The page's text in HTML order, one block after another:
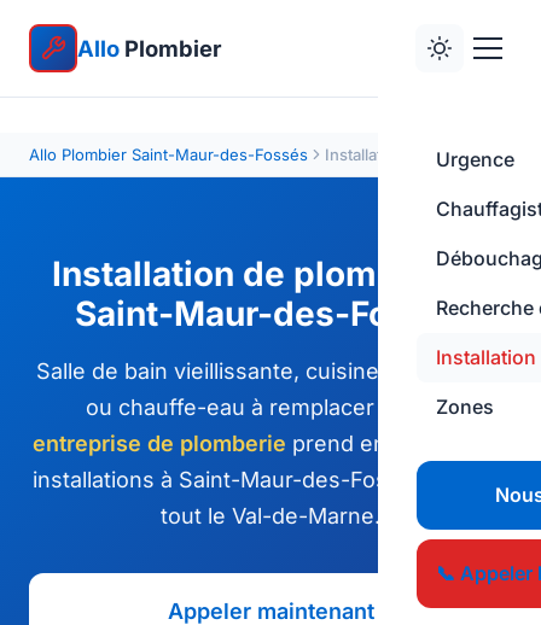
Allo Plombier
Urgence
Recherche
Installation
Zones
📞 Appeler
Allo Plombier Saint-Maur-des-Fossés Installation plomberie
Installation de plomberie à
Saint-Maur-des-Fossés
Salle de bain vieillissante, cuisine à raccorder
ou chauffe-eau à remplacer ? Notre
entreprise de plomberie prend en charge vos
installations à Saint-Maur-des-Fossés et dans
tout le Val-de-Marne.
Appeler maintenant